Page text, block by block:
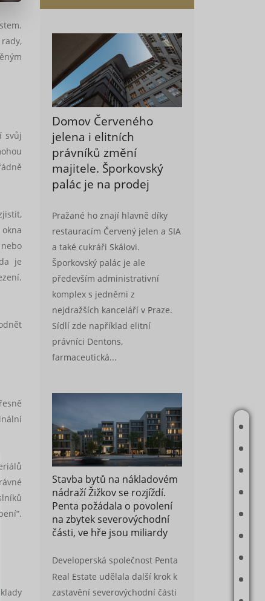
ÚVOD
O MNĚ
AKTUÁLNĚ V NABÍDCE
REFERENCE
MAPA PRODANÝCH A PRONAJATÝCH NEMOVITOSTÍ
PŘÍBĚHY
ODHAD CENY NEMOVITOSTI
svůj
je
Domov Červeného
jelena i elitních
právníků změní
majitele. Šporkovský
palác je na prodej
Pražané ho znají hlavně díky
restauracím Červený jelen a SIA
a také cukráři Skálovi.
Šporkovský palác je ale
především administrativní
komplex s jedněmi z
nejdražších kanceláří v Praze.
Sídlí zde například elitní
právníci Dentons,
farmaceutická...
Stavba bytů na nákladovém
nádraží Žižkov se rozjíždí.
Penta požádala o povolení
na zbytek severovýchodní
části, ve hře jsou miliardy
Developerská společnost Penta
Real Estate udělala další krok k
zastavění severovýchodní části